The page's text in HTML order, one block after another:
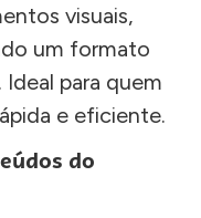
visuais,
um formato
para quem
e eficiente.
do